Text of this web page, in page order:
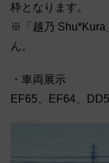
枠となります。
※「越乃 Shu*Kura
ん。
・車両展示
EF65、EF64、